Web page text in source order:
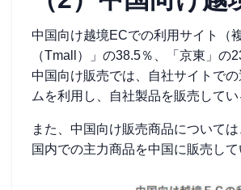
中国向け越境ECでの利用サイト（
（Tmall）」の38.5％、「京東」の
中国向け販売では、自社サイトで
ムを利用し、自社製品を販売して
また、中国向け販売商品について
国内での主力商品を中国に販売し